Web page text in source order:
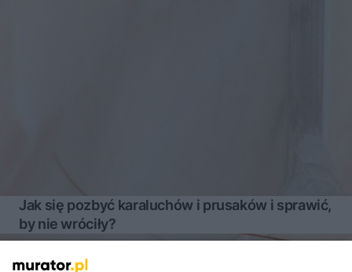
Jak się pozbyć karaluchów i prusaków i sprawić,
by nie wróciły?